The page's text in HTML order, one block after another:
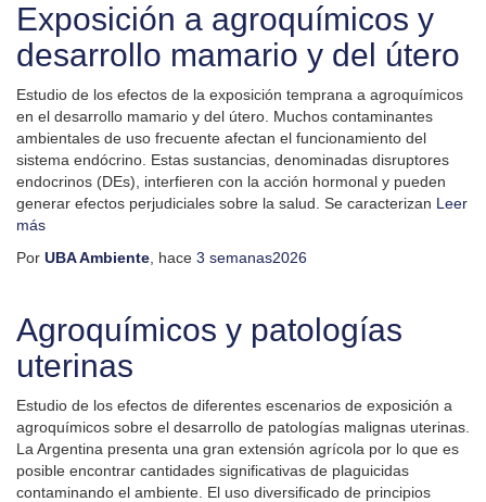
Exposición a agroquímicos y
desarrollo mamario y del útero
Estudio de los efectos de la exposición temprana a agroquímicos
en el desarrollo mamario y del útero. Muchos contaminantes
ambientales de uso frecuente afectan el funcionamiento del
sistema endócrino. Estas sustancias, denominadas disruptores
endocrinos (DEs), interfieren con la acción hormonal y pueden
generar efectos perjudiciales sobre la salud. Se caracterizan Leer
más
Por UBA Ambiente , hace 3 semanas2026
Agroquímicos y patologías
uterinas
Estudio de los efectos de diferentes escenarios de exposición a
agroquímicos sobre el desarrollo de patologías malignas uterinas.
La Argentina presenta una gran extensión agrícola por lo que es
posible encontrar cantidades significativas de plaguicidas
contaminando el ambiente. El uso diversificado de principios